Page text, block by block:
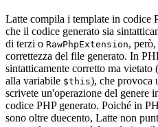
Latte compila i template in codice
che il codice generato sia
di terzi o RawPhpExtension,
correttezza del file generato. In
sintatticamente corretto ma vietato
alla variabile $this), che provoca
scrivete un'operazione del genere
codice PHP generato. Poiché in
sono oltre duecento, Latte non